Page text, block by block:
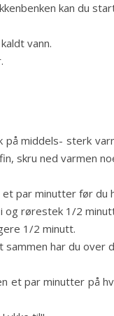
kan du
vann.
middels- sterk
skru ned varmen
par minutter før du
og rørestek 1/2
1/2 minutt.
har du over
et par minutter på